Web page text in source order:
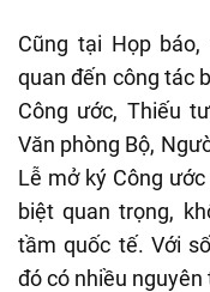
Cũng tại Họp
quan đến công tác
Công ước, Thiếu
Văn phòng Bộ,
Lễ mở ký Công
biệt quan trọng,
tầm quốc tế. Với
đó có nhiều